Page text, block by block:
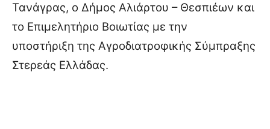
Τανάγρας, ο Δήμος Αλιάρτου – Θεσπιέων και
το Επιμελητήριο Βοιωτίας με την
υποστήριξη της Αγροδιατροφικής Σύμπραξης
Στερεάς Ελλάδας.